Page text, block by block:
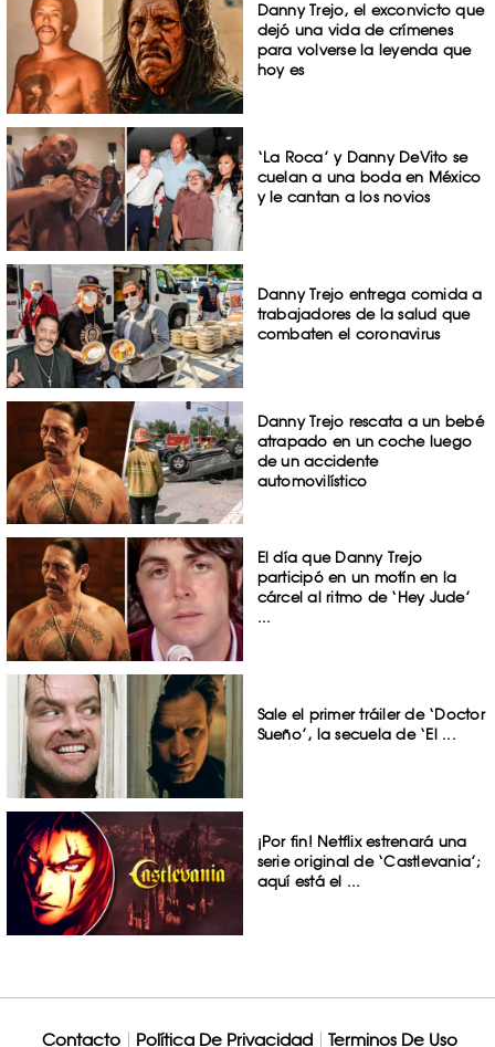
Danny Trejo, el exconvicto que
dejó una vida de crímenes
para volverse la leyenda que
hoy es
‘La Roca’ y Danny DeVito se
cuelan a una boda en México
y le cantan a los novios
Danny Trejo entrega comida a
trabajadores de la salud que
combaten el coronavirus
Danny Trejo rescata a un bebé
atrapado en un coche luego
de un accidente
automovilístico
El día que Danny Trejo
participó en un motín en la
cárcel al ritmo de ‘Hey Jude’
...
Sale el primer tráiler de ‘Doctor
Sueño’, la secuela de ‘El ...
¡Por fin! Netflix estrenará una
serie original de ‘Castlevania’;
aquí está el ...
Contacto Política De Privacidad Terminos De Uso